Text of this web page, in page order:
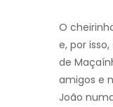
O
e, por
de
amigos e
João